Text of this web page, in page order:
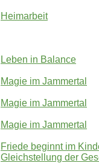
Heimarbeit
Leben in Balance
Magie im Jammertal
Magie im Jammertal
Magie im Jammertal
Friede beginnt im
Gleichstellung der